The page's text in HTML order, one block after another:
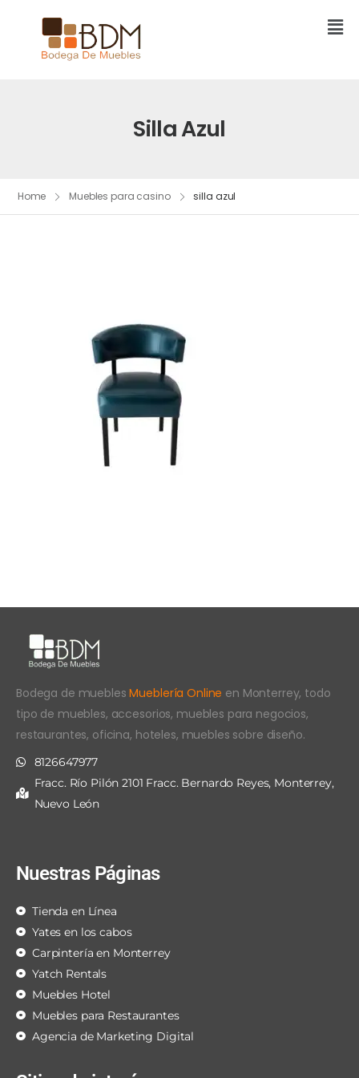
Silla Azul
Home Muebles para casino silla azul
Bodega de mueblesMueblería Online en Monterrey, todo
tipo de muebles, accesorios, muebles para negocios,
restaurantes, oficina, hoteles, muebles sobre diseño.
8126647977
Fracc. Río Pilón 2101 Fracc. Bernardo Reyes, Monterrey,
Nuevo León
Nuestras Páginas
Tienda en Línea
Yates en los cabos
Carpintería en Monterrey
Yatch Rentals
Muebles Hotel
Muebles para Restaurantes
Agencia de Marketing Digital